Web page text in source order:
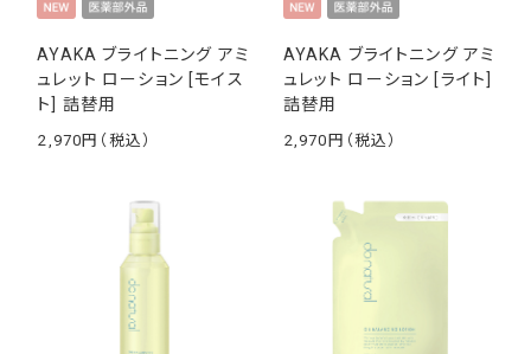
AYAKA ブライトニング アミ
ュレット ローション [モイス
ト] 詰替用
2,970
AYAKA ブライトニング アミ
ュレット ローション [ライト]
詰替用
2,970